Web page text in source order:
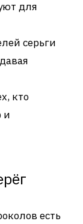
для
серьги
кто
и
есть